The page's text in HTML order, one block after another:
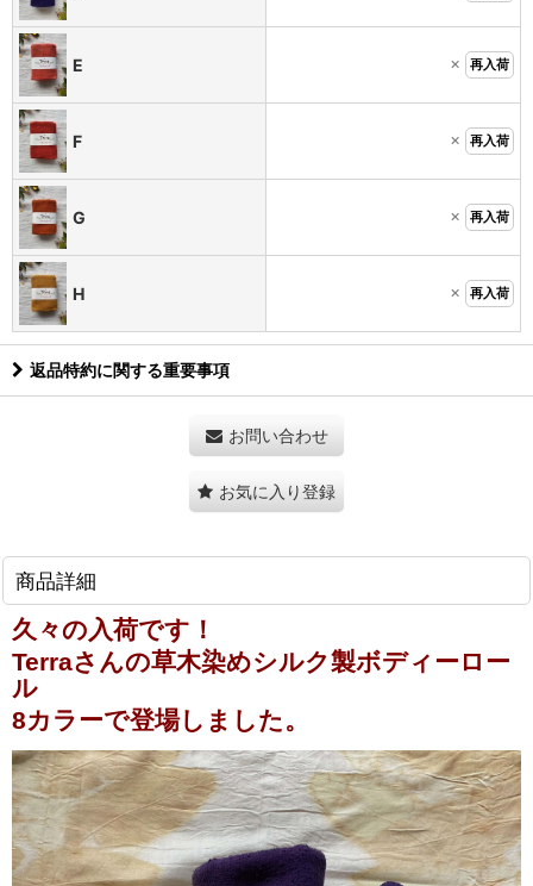
E × 再入荷
F × 再入荷
G × 再入荷
H × 再入荷
返品特約に関する重要事項
お問い合わせ
お気に入り登録
商品詳細
久々の入荷です！
Terraさんの草木染めシルク製ボディーロー
ル
8カラーで登場しました。